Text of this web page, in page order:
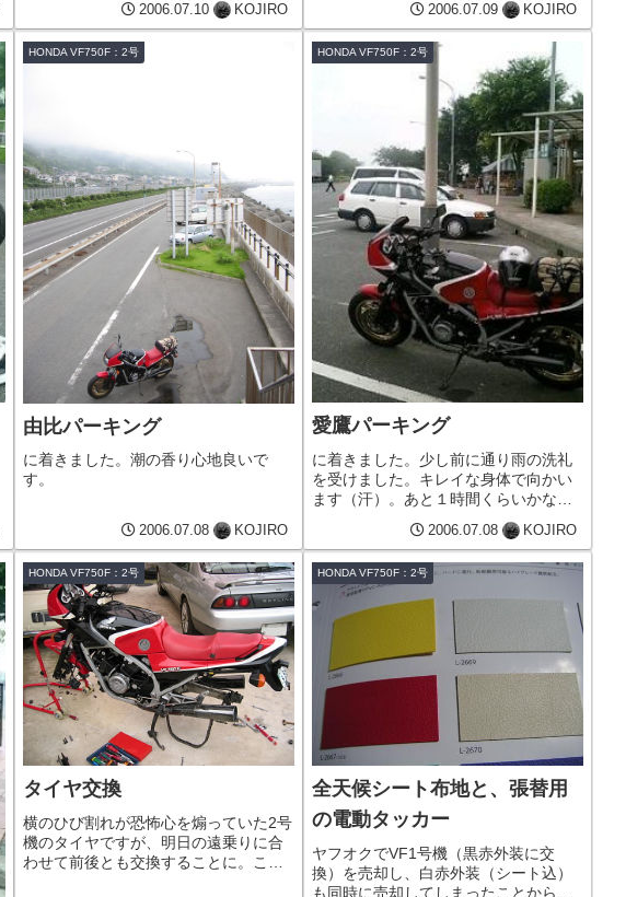
2006.07.10 KOJIRO
食』を食べました。その後Iさんの自宅
に戻ってマッタリと食休みをしたあ
と、午後から水車村にあるカフ...
2006.07.09 KOJIRO
HONDA VF750F：2号
由比パーキング
に着きました。潮の香り心地良いで
す。
2006.07.08 KOJIRO
HONDA VF750F：2号
愛鷹パーキング
に着きました。少し前に通り雨の洗礼
を受けました。キレイな身体で向かい
ます（汗）。あと１時間くらいかな？
2006.07.08 KOJIRO
HONDA VF750F：2号
タイヤ交換
横のひび割れが恐怖心を煽っていた2号
機のタイヤですが、明日の遠乗りに合
わせて前後とも交換することに。これ
HONDA VF750F：2号
全天候シート布地と、張替用
の電動タッカー
ヤフオクでVF1号機（黒赤外装に交
換）を売却し、白赤外装（シート込）
も同時に売却してしまったことから、